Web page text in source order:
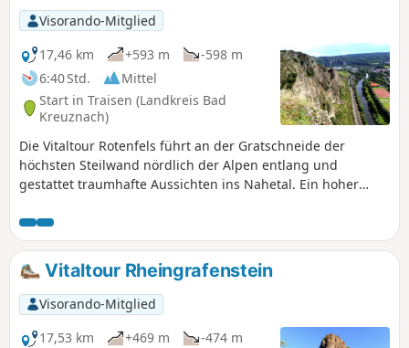
Visorando-Mitglied
17,46 km
+593 m
-598 m
6:40 Std.
Mittel
Start in Traisen (Landkreis Bad
Kreuznach)
Die Vitaltour Rotenfels führt an der Gratschneide der
höchsten Steilwand nördlich der Alpen entlang und
gestattet traumhafte Aussichten ins Nahetal. Ein hoher
Wiesenpfaden prägt das Streckenprofil, dem auch breite
Wander- und Weinbergwege zuzurechnen sind. Neben
dem Rotenfels gibt es unterwegs eine ganze Reihe von
Aussichtspunkten, von denen man die Salinenstadt Bad
Kreuznach und den Kurort Bad Münster am Stein -
Ebernburg betrachten kann.
Vitaltour Rheingrafenstein
Visorando-Mitglied
17,53 km
+469 m
-474 m